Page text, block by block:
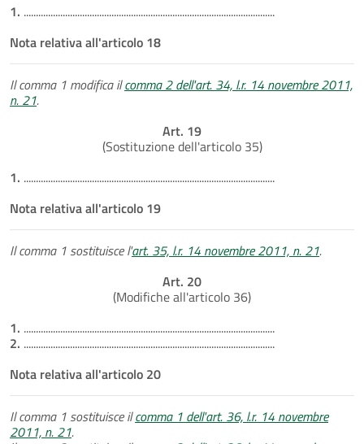
1. .......................................................................................................
Nota relativa all'articolo 18
Il comma 1 modifica ilcomma 2 dell'art. 34, l.r. 14 novembre 2011,
n. 21.
Art. 19
(Sostituzione dell'articolo 35)
1. .......................................................................................................
Nota relativa all'articolo 19
Il comma 1 sostituisce l'art. 35, l.r. 14 novembre 2011, n. 21.
Art. 20
(Modifiche all'articolo 36)
1. .......................................................................................................
2. .......................................................................................................
Nota relativa all'articolo 20
Il comma 1 sostituisce ilcomma 1 dell'art. 36, l.r. 14 novembre
2011, n. 21.